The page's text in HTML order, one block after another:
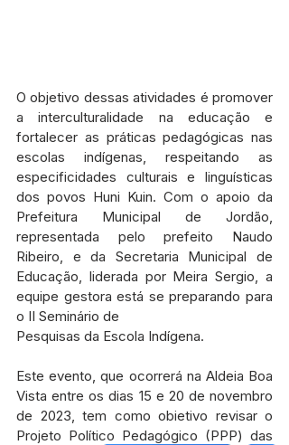
O objetivo dessas atividades é promover
a interculturalidade na educação e
fortalecer as práticas pedagógicas nas
escolas indígenas, respeitando as
especificidades culturais e linguísticas
dos povos Huni Kuin. Com o apoio da
Prefeitura Municipal de Jordão,
representada pelo prefeito Naudo
Ribeiro, e da Secretaria Municipal de
Educação, liderada por Meira Sergio, a
equipe gestora está se preparando para
o II Seminário de
Pesquisas da Escola Indígena.
Este evento, que ocorrerá na Aldeia Boa
Vista entre os dias 15 e 20 de novembro
de 2023, tem como obietivo revisar o
Projeto Político Pedagógico (PPP) das